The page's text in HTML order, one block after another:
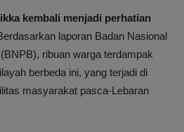
kembali menjadi perhatian
laporan Badan Nasional
ribuan warga terdampak
berbeda ini, yang terjadi di
masyarakat pasca-Lebaran